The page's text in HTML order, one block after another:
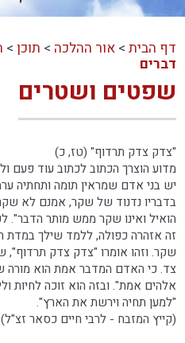
דף הבית >אור ההלכה > תוכן >
דברים
שפטים ושטרים
"צדק צדק תרדוף" (טז, כ)
מדוע הוצרך הכתוב לכתוב עוד פעם
יש בני אדם שמראין תומה ותחתיה
בדבריו נדנוד של שקר, אמנם לא
הואיל ואינו שקר ממש מותר הדבר".
זה אזהרה כפולה, ללמד שילך
שקר. וזהו אומרו "צדק צדק
צד. כי האדם המדבר אמת הוא מורה
אלהים אמת". ובזה הוא זוכה לחיות
"למען תחיה וירשת את הארץ".
(קייץ המזבח - לרבי חיים כסאר זצ"ל)